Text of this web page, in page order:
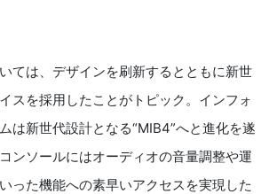
ては、デザインを刷新するとともに新世
スを採用したことがトピック。インフォ
は新世代設計となる“MIB4”へと進化を遂
ンソールにはオーディオの音量調整や運
った機能への素早いアクセスを実現した